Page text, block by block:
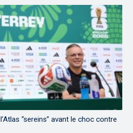
“sereins” avant le choc contre